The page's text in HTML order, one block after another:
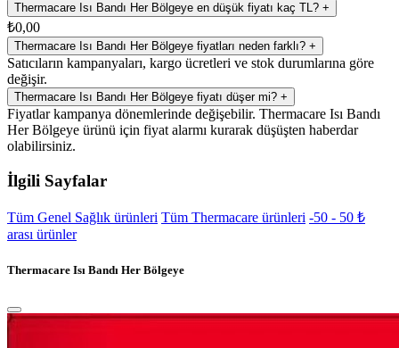
Thermacare Isı Bandı Her Bölgeye en düşük fiyatı kaç TL? +
₺0,00
Thermacare Isı Bandı Her Bölgeye fiyatları neden farklı? +
Satıcıların kampanyaları, kargo ücretleri ve stok durumlarına göre
değişir.
Thermacare Isı Bandı Her Bölgeye fiyatı düşer mi? +
Fiyatlar kampanya dönemlerinde değişebilir. Thermacare Isı Bandı
Her Bölgeye ürünü için fiyat alarmı kurarak düşüşten haberdar
olabilirsiniz.
İlgili Sayfalar
Tüm Genel Sağlık ürünleri Tüm Thermacare ürünleri -50 - 50 ₺
arası ürünler
Thermacare Isı Bandı Her Bölgeye